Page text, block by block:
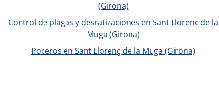
(Girona)
Control de plagas y desratizaciones en Sant Llorenç de la
Muga (Girona)
Poceros en Sant Llorenç de la Muga (Girona)